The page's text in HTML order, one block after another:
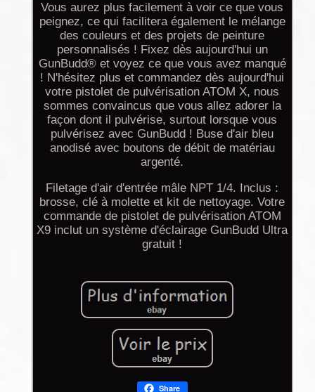
Vous aurez plus facilement à voir ce que vous
peignez, ce qui facilitera également le mélange
des couleurs et des projets de peinture
personnalisés ! Fixez dès aujourd'hui un
GunBudd® et voyez ce que vous avez manqué
! N'hésitez plus et commandez dès aujourd'hui
votre pistolet de pulvérisation ATOM X, nous
sommes convaincus que vous allez adorer la
façon dont il pulvérise, surtout lorsque vous
pulvérisez avec GunBudd ! Buse d'air bleu
anodisé avec boutons de débit de matériau
argenté.
Filetage d'air d'entrée mâle NPT 1/4. Inclus :
brosse, clé à molette et kit de nettoyage. Votre
commande de pistolet de pulvérisation ATOM
X9 inclut un système d'éclairage GunBudd Ultra
gratuit !
Share